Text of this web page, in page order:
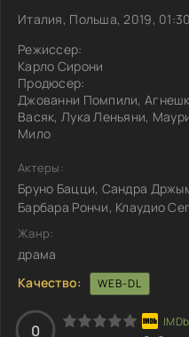
Италия, Польша, 2019, 01:30
Режиссер:
Карло Сирони
Продюсер:
Джованни Помпили,
Васяк, Лука Леньяни,
Мило
Актеры:
Бруно Бацци, Сандра
Барбара Рончи, Клаудио
Жанр:
драма
Качество:
WEB-DL
0